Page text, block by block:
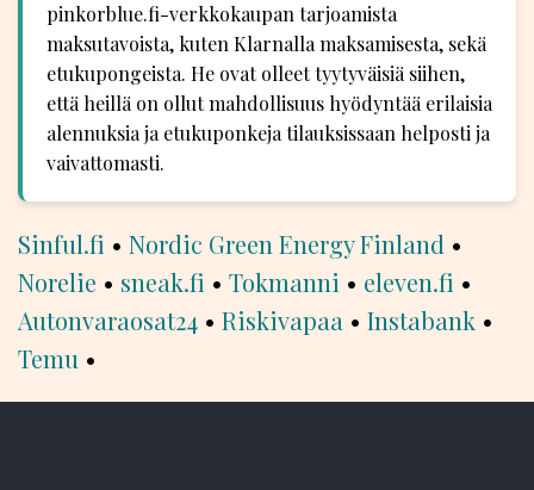
pinkorblue.fi-verkkokaupan tarjoamista
maksutavoista, kuten Klarnalla maksamisesta, sekä
etukupongeista. He ovat olleet tyytyväisiä siihen,
että heillä on ollut mahdollisuus hyödyntää erilaisia
alennuksia ja etukuponkeja tilauksissaan helposti ja
vaivattomasti.
Sinful.fi • Nordic Green Energy Finland •
Norelie • sneak.fi • Tokmanni • eleven.fi •
Autonvaraosat24 • Riskivapaa • Instabank •
Temu •